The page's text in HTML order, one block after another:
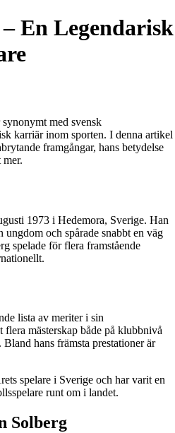
En Legendarisk
med svensk
karriär inom sporten. I denna artikel
framgångar, hans betydelse
1973 i Hedemora, Sverige. Han
och spårade snabbt en väg
spelade för flera framstående
lista av meriter i sin
mästerskap både på klubbnivå
hans främsta prestationer är
spelare i Sverige och har varit en
runt om i landet.
Solberg